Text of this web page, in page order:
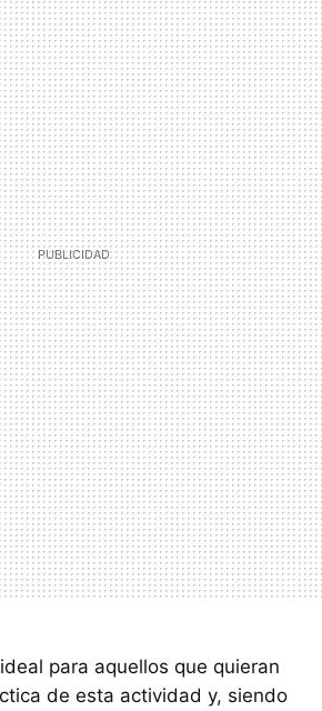
para aquellos que quieran
de esta actividad y, siendo